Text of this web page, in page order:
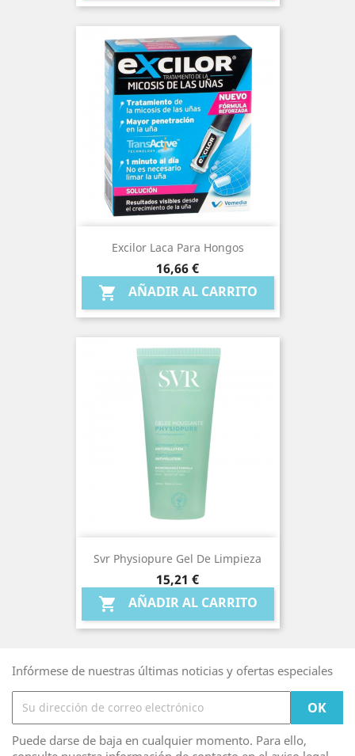
Excilor Laca Para Hongos
Precio
16,66 €
 AÑADIR AL CARRITO
Svr Physiopure Gel De Limpieza
Precio
15,21 €
 AÑADIR AL CARRITO
Infórmese de nuestras últimas noticias y ofertas especiales
Puede darse de baja en cualquier momento. Para ello,